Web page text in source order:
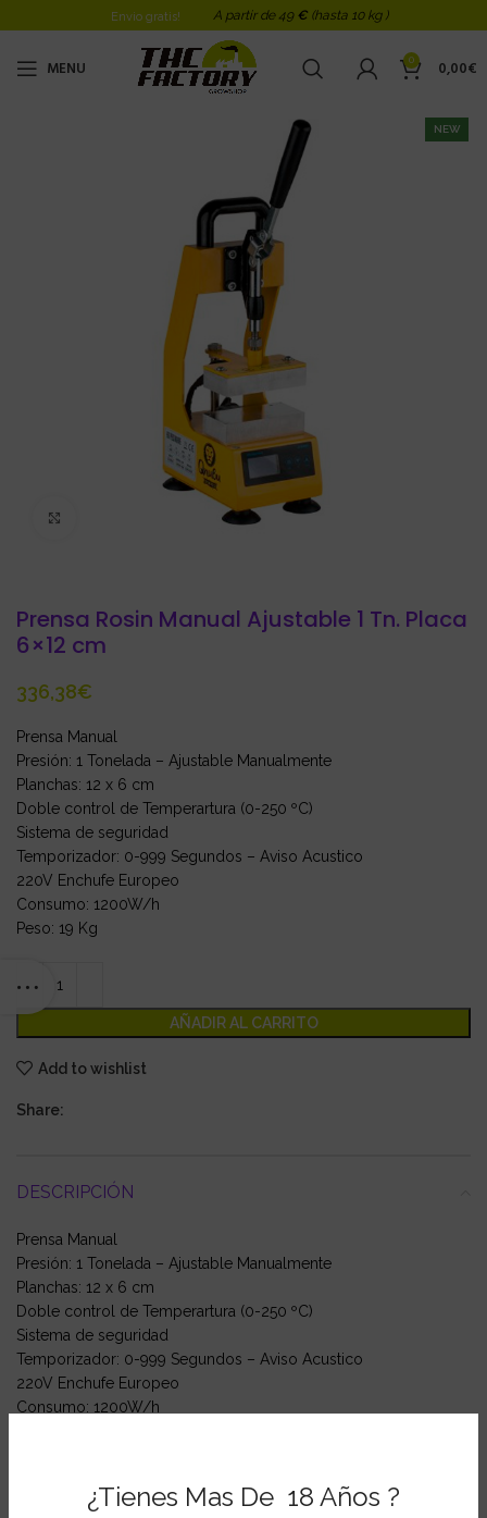
¿Tienes Mas De 18 Años ?
Envio gratis! A partir de 49 € (hasta 10 kg )
MENU 0 0,00€
NEW
Prensa Rosin Manual Ajustable 1 Tn. Placa
6×12 cm
€
Prensa Manual
Presión: 1 Tonelada – Ajustable Manualmente
Planchas: 12 x 6 cm
Doble control de Temperartura (0-250 ºC)
Sistema de seguridad
Temporizador: 0-999 Segundos – Aviso Acustico
220V Enchufe Europeo
Consumo: 1200W/h
Peso: 19 Kg
AÑADIR AL CARRITO
Add to wishlist
Share:
DESCRIPCIÓN
Prensa Manual
Presión: 1 Tonelada – Ajustable Manualmente
Planchas: 12 x 6 cm
Doble control de Temperartura (0-250 ºC)
Sistema de seguridad
Temporizador: 0-999 Segundos – Aviso Acustico
220V Enchufe Europeo
Consumo: 1200W/h
adecuada es posible extraer hasta un total del 80% de los